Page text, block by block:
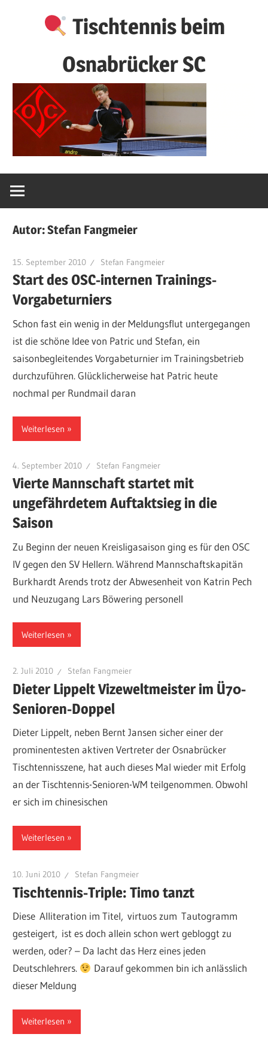
Tischtennis beim
Osnabrücker SC
Autor:Stefan Fangmeier
15. September 2010 Stefan Fangmeier
Start des OSC-internen Trainings-
Vorgabeturniers
Schon fast ein wenig in der Meldungsflut untergegangen
ist die schöne Idee von Patric und Stefan, ein
saisonbegleitendes Vorgabeturnier im Trainingsbetrieb
durchzuführen. Glücklicherweise hat Patric heute
nochmal per Rundmail daran
Weiterlesen
4. September 2010 Stefan Fangmeier
Vierte Mannschaft startet mit
ungefährdetem Auftaktsieg in die
Saison
Zu Beginn der neuen Kreisligasaison ging es für den OSC
IV gegen den SV Hellern. Während Mannschaftskapitän
Burkhardt Arends trotz der Abwesenheit von Katrin Pech
und Neuzugang Lars Böwering personell
Weiterlesen
2. Juli 2010 Stefan Fangmeier
Dieter Lippelt Vizeweltmeister im Ü70-
Senioren-Doppel
Dieter Lippelt, neben Bernt Jansen sicher einer der
prominentesten aktiven Vertreter der Osnabrücker
Tischtennisszene, hat auch dieses Mal wieder mit Erfolg
an der Tischtennis-Senioren-WM teilgenommen. Obwohl
er sich im chinesischen
Weiterlesen
10. Juni 2010 Stefan Fangmeier
Tischtennis-Triple: Timo tanzt
Diese Alliteration im Titel, virtuos zum Tautogramm
gesteigert, ist es doch allein schon wert gebloggt zu
werden, oder? – Da lacht das Herz eines jeden
Deutschlehrers.
Darauf gekommen bin ich anlässlich
dieser Meldung
Weiterlesen